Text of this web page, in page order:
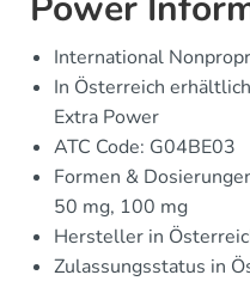
International
In Österreich
Extra Power
ATC Code: G04BE03
Formen &
50 mg, 100 mg
Hersteller in
Zulassungsstatus in